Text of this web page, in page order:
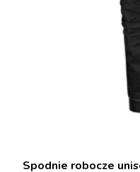
Spodnie robocze